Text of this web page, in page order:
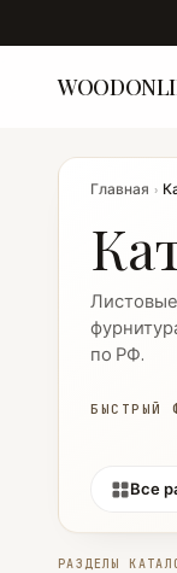
Главная ›
по РФ.
Все
БЫСТРЫЙ
РАЗДЕЛЫ